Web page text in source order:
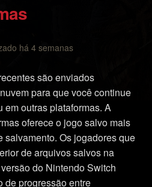
há 4 semanas
são enviados
para que você continue
em outras plataformas. A
oferece o jogo salvo mais
salvamento. Os jogadores que
de arquivos salvos na
do Nintendo Switch
de progressão entre